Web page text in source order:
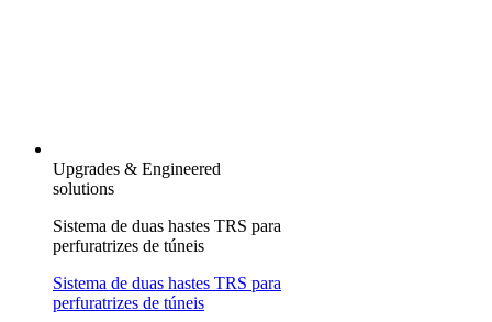
Upgrades & Engineered
solutions
Sistema de duas hastes TRS para
perfuratrizes de túneis
Sistema de duas hastes TRS para
perfuratrizes de túneis